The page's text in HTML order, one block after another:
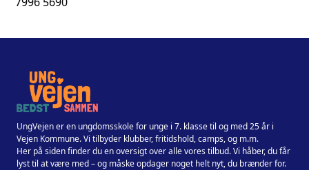
UngVejen er en ungdomsskole for unge i 7. klasse til og med 25 år i
Vejen Kommune. Vi tilbyder klubber, fritidshold, camps, og m.m.
Her på siden finder du en oversigt over alle vores tilbud. Vi håber, du får
lyst til at være med – og måske opdager noget helt nyt, du brænder for.